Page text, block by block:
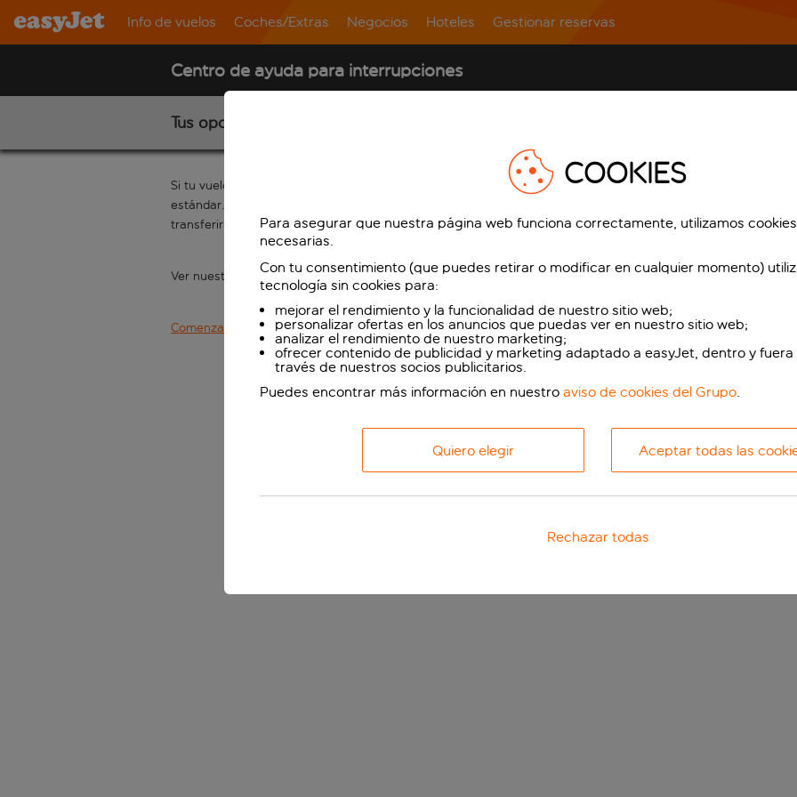
Info de vuelos Coches/Extras Negocios Hoteles Gestionar reservas
Centro de ayuda para interrupciones
Tus opciones
Si tu vuelo fue operado según lo planeado, se aplican nuestros términos y condiciones
estándar. Si tienes una reserva para un vuelo en el futuro y ya no deseas viajar, puedes
transferir la reserva a otro vuelo desdeGestionar reservas
Ver nuestras tasas de cambio y nuestros términos y condiciones
Comenzar de nuevo
COOKIES
Para asegurar que nuestra página web funciona correctamente, utilizamos
necesarias.
Con tu consentimiento (que puedes retirar o modificar en cualquier momento)
tecnología sin cookies para:
mejorar el rendimiento y la funcionalidad de nuestro sitio web;
personalizar ofertas en los anuncios que puedas ver en nuestro sitio web;
analizar el rendimiento de nuestro marketing;
ofrecer contenido de publicidad y marketing adaptado a easyJet, dentro y
través de nuestros socios publicitarios.
Puedes encontrar más información en nuestro aviso de cookies del Grupo.
Quiero elegir Aceptar todas las
Rechazar todas